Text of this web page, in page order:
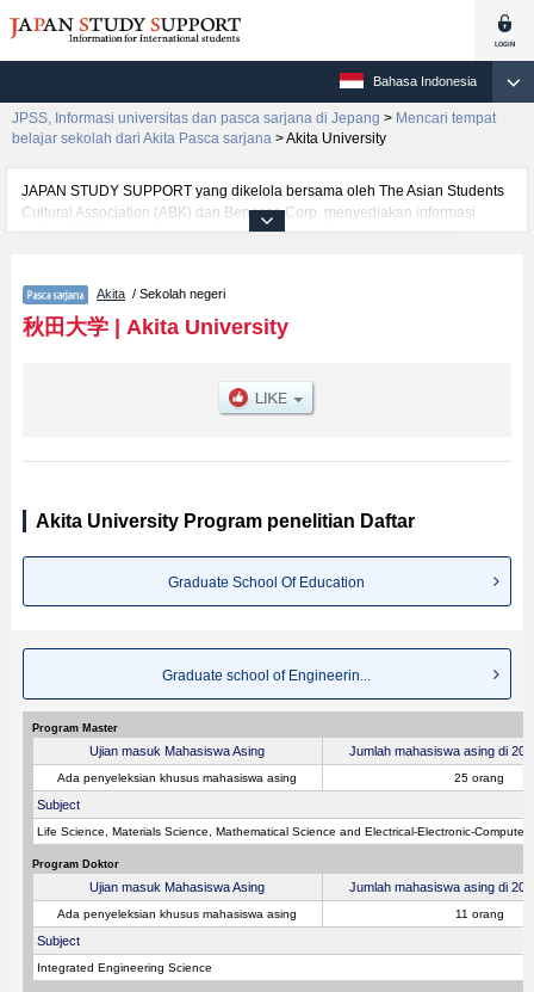
Bahasa Indonesia
JPSS, Informasi universitas dan pasca sarjana di Jepang > Mencari tempat
belajar sekolah dari Akita Pasca sarjana >Akita University
JAPAN STUDY SUPPORT yang dikelola bersama oleh The Asian Students
Cultural Association (ABK) dan Benesse Corp. menyediakan informasi
sekitar 1300 universitas, pascasarjana, universitas yunior, akademi
jurusan riset seperti %% research %%, serta berbagai informasi yang
berguna bagi mahasiswa(i) mancanegara seperti kuota untuk jumlah
pendaftar dan jumlah kelulusan ujian masuk mahasiswa(i) mancanegara,
lainnya. Silakan memanfaatkannya.
Akita / Sekolah negeri
秋田大学| Akita University
Akita University Program penelitian Daftar
Graduate School Of Education
Graduate school of Engineerin...
Program Master
Ujian masuk Mahasiswa Asing Jumlah mahasiswa asing di
Ada penyeleksian khusus mahasiswa asing 25 orang
Subject
Life Science, Materials Science, Mathematical Science and Electrical-Electronic-
Program Doktor
Ujian masuk Mahasiswa Asing Jumlah mahasiswa asing di
Ada penyeleksian khusus mahasiswa asing 11 orang
Subject
Integrated Engineering Science